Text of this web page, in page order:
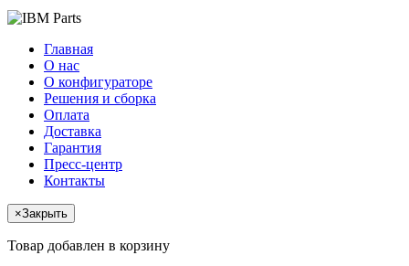
Главная
О нас
О конфигураторе
Решения и сборка
Оплата
Доставка
Гарантия
Пресс-центр
Контакты
×Закрыть
Товар добавлен в корзину